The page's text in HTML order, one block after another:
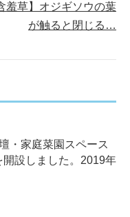
羞草】オジギソウの葉
が触ると閉じる…
・家庭菜園スペース
設しました。2019年